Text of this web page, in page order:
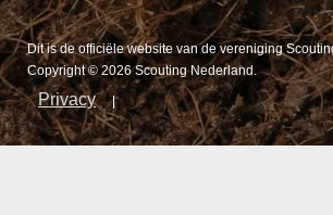
Dit is de officiële website van de vereniging
Copyright © 2026 Scouting Nederland.
Privacy